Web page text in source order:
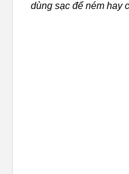
dùng sạc để ném hay